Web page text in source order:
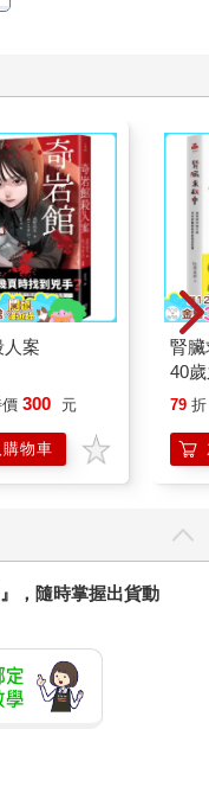
人案
300 元
購物車
腎
40
就
79 折
，隨時掌握出貨動